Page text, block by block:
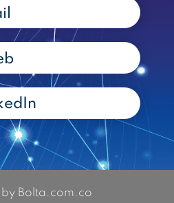
by Bolta.com.co